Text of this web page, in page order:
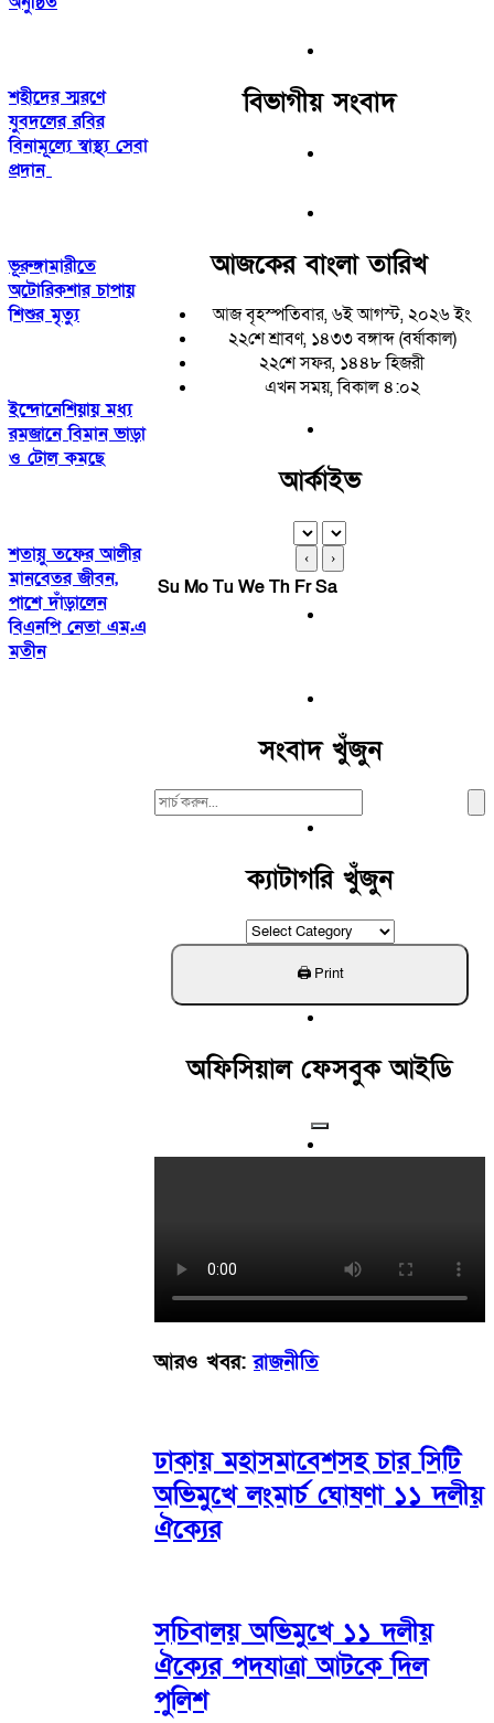
শহীদের স্মরণে
যুবদলের রবির
বিনামূল্যে স্বাস্থ্য সেবা
প্রদান
ভূরুঙ্গামারীতে
অটোরিকশার চাপায়
শিশুর মৃত্যু
ইন্দোনেশিয়ায় মধ্য
রমজানে বিমান ভাড়া
ও টোল কমছে
শতায়ু তফের আলীর
মানবেতর জীবন,
পাশে দাঁড়ালেন
বিএনপি নেতা এম.এ
মতীন
বিভাগীয় সংবাদ
আজকের বাংলা তারিখ
আজ বৃহস্পতিবার, ৬ই আগস্ট, ২০২৬ ইং
২২শে শ্রাবণ, ১৪৩৩ বঙ্গাব্দ (বর্ষাকাল)
২২শে সফর, ১৪৪৮ হিজরী
এখন সময়, বিকাল ৪:০২
আর্কাইভ
‹ ›
Su MoTu WeTh FrSa
সংবাদ খুঁজুন
Search
ক্যাটাগরি খুঁজুন
ক্যাটাগরি
খুঁজুন
অফিসিয়াল ফেসবুক আইডি
আরও খবর:রাজনীতি
ঢাকায় মহাসমাবেশসহ চার সিটি
অভিমুখে লংমার্চ ঘোষণা ১১ দলীয়
ঐক্যের
সচিবালয় অভিমুখে ১১ দলীয়
ঐক্যের পদযাত্রা আটকে দিল
পুলিশ